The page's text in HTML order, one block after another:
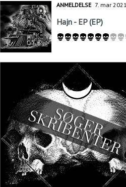
ANMELDELSE 7. mar 2021
Hajn - EP (EP)